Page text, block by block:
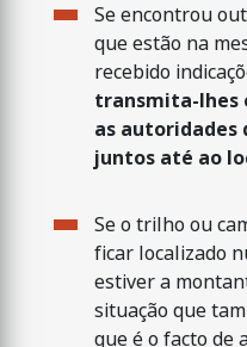
Se encontrou
que estão na
recebido
transmita-lhes
as autoridades
juntos até ao
Se o trilho ou
ficar localizado
estiver a
situação que
que é o facto de